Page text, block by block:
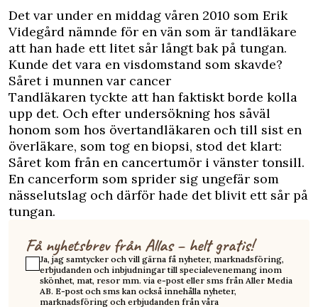
Det var under en middag våren 2010 som Erik
Videgård nämnde för en vän som är tandläkare
att han hade ett litet sår långt bak på tungan.
Kunde det vara en visdomstand som skavde?
Såret i munnen var cancer
Tandläkaren tyckte att han faktiskt borde kolla
upp det. Och efter undersökning hos såväl
honom som hos övertandläkaren och till sist en
överläkare, som tog en biopsi, stod det klart:
Såret kom från en cancertumör i vänster tonsill.
En cancerform som sprider sig ungefär som
nässelutslag och därför hade det blivit ett sår på
tungan.
Få nyhetsbrev från Allas – helt gratis!
Ja, jag samtycker och vill gärna få nyheter, marknadsföring,
erbjudanden och inbjudningar till specialevenemang inom
skönhet, mat, resor mm. via e-post eller sms från Aller Media
AB. E-post och sms kan också innehålla nyheter,
marknadsföring och erbjudanden från våra